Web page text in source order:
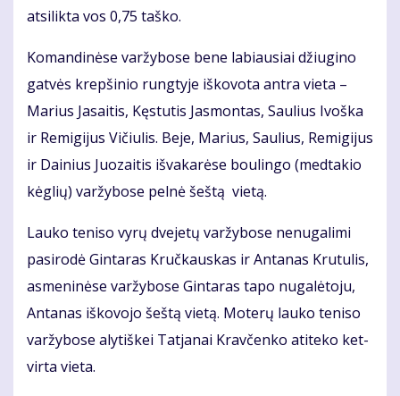
at­si­lik­ta vos 0,75 taš­ko.
Ko­man­di­nė­se var­žy­bo­se be­ne la­biau­siai džiu­gi­no
gat­vės krep­ši­nio rung­ty­je iš­ko­vo­ta an­tra vie­ta –
Ma­rius Ja­sai­tis, Kęs­tu­tis Jas­mon­tas, Sau­lius Ivoš­ka
ir Re­mi­gi­jus Vi­čiu­lis. Be­je, Ma­rius, Sau­lius, Re­mi­gi­jus
ir Dai­nius Juo­zai­tis iš­va­ka­rė­se bou­lin­go (med­ta­kio
kėg­lių) var­žy­bo­se pel­nė šeš­tą vie­tą.
Lau­ko te­ni­so vy­rų dve­je­tų var­žy­bo­se ne­nu­ga­li­mi
pa­si­ro­dė Gin­ta­ras Kruč­kaus­kas ir An­ta­nas Kru­tu­lis,
as­me­ni­nė­se var­žy­bo­se Gin­ta­ras ta­po nu­ga­lė­to­ju,
An­ta­nas iš­ko­vo­jo šeš­tą vie­tą. Mo­te­rų lau­ko te­ni­so
var­žy­bo­se aly­tiš­kei Tat­ja­nai Krav­čen­ko ati­te­ko ket­
vir­ta vie­ta.